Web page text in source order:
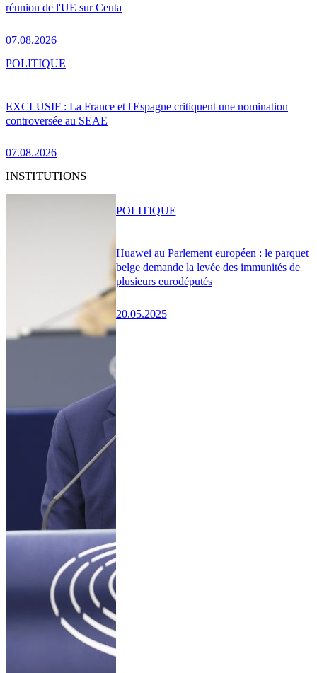
réunion de l'UE sur Ceuta
07.08.2026
EXCLUSIF : La France et l'Espagne critiquent une nomination
controversée au SEAE
07.08.2026
POLITIQUE
INSTITUTIONS
Huawei au Parlement européen : le parquet
belge demande la levée des immunités de
plusieurs eurodéputés
20.05.2025
POLITIQUE